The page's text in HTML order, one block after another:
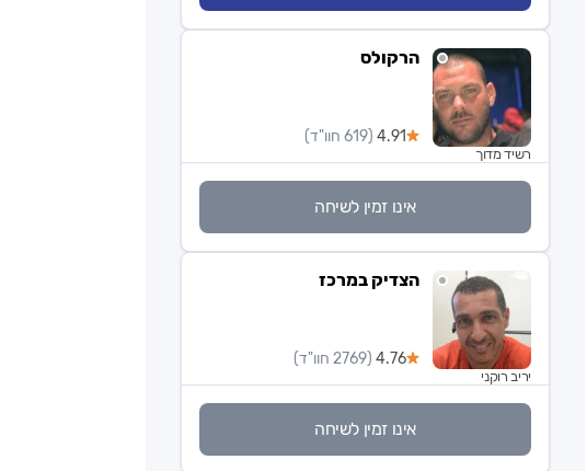
הרקולס
4.91 (619 חוו"ד)
רשיד מדוך
אינו זמין לשיחה
הצדיק במרכז
4.76 (2769 חוו"ד)
יריב רוקני
אינו זמין לשיחה